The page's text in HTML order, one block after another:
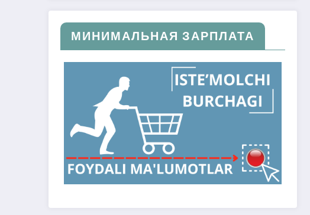
МИНИМАЛЬНАЯ ЗАРПЛАТА